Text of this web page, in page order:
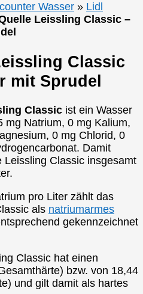
Wasser » Lidl
Leissling Classic –
Classic
mit Sprudel
Classic ist ein Wasser
mg Natrium, 0 mg Kalium,
0 mg Chlorid, 0
Damit
Classic insgesamt
pro Liter zählt das
als natriumarmes
gekennzeichnet
Classic hat einen
bzw. von 18,44
und gilt damit als hartes